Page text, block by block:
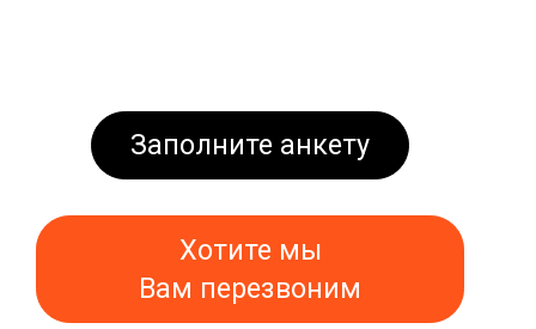
Заполните анкету
Хотите мы
Вам перезвоним